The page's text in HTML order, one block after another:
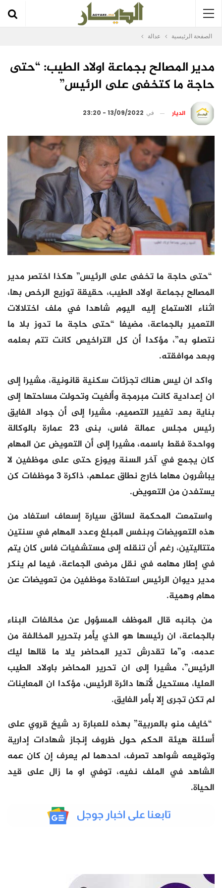
الصفحة الرئيسية عدالة
مدير المصالح بجماعة اولاد الطيب: “حتى
حاجة ما كتخفى على الرئيس”
الديار في 13/09/2022 - 23:20
“حتى حاجة ما تخفى على الرئيس” هكذا اختصر مدير
المصالح بجماعة اولاد الطيب، حقيقة توزيع الرخص بها،
اثناء الاستماع إليه اليوم شاهدا في ملف اختلالات
التعمير بالجماعة، مضيفا “حتى حاجة ما تدوز بلا ما
نتصلو به”، مؤكدا أن كل التراخيص كانت تتم بعلمه
وبعد موافقته.
واكد ان ليس هناك تجزئات سكنية قانونية، مشيرا إلى
ان إعدادية كانت مبرمجة وألغيت وتحولت مساحتها إلى
بناية بعد تغيير التصميم، مشيرا إلى أن جواد الفايق
رئيس مجلس عمالة فاس، بنى 23 عمارة بالوكالة
وواحدة فقط باسمه، مشيرا إلى أن التعويض عن المهام
كان يجمع في آخر السنة ويوزع حتى على موظفين لا
يباشرون مهاما خارج نطاق عملهم، ذاكرة 3 موظفات كن
يستفدن من التعويض.
واستمعت المحكمة لسائق سيارة إسعاف استفاد من
هذه التعويضات وبنفس المبلغ وعدد المهام في سنتين
متتاليتين، رغم أن تنقله إلى مستشفيات فاس كان يتم
في إطار مهامه في نقل مرضى الجماعة، فيما لم ينكر
مدير ديوان الرئيس استفادة موظفين من تعويضات عن
مهام وهمية.
من جانبه قال الموظف المسؤول عن مخالفات البناء
بالجماعة، ان رئيسها هو الذي يأمر بتحرير المخالفة من
عدمه، و”ما تقدرش تدير المحاضر يلا ما قالها ليك
الرئيس”، مشيرا إلى ان تحرير المحاضر باولاد الطيب
العليا، مستحيل لأنها دائرة الرئيس، مؤكدا ان المعاينات
لم تكن تجرى إلا بأمر الفايق.
“خايف منو بالعربية” بهذه للعبارة رد شيخ قروي على
أسئلة هيئة الحكم حول ظروف إنجاز شهادات إدارية
وتوقيعه شواهد تصرف، احدهما لم يعرف إن كان عمه
الشاهد في الملف نفيه، توفي او ما زال على قيد
الحياة.